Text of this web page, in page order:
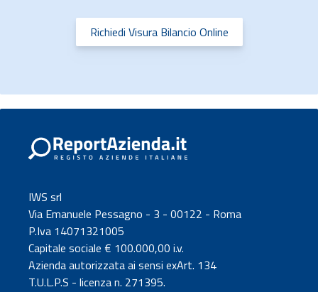
Richiedi Visura Bilancio Online
IWS srl
Via Emanuele Pessagno - 3 - 00122 - Roma
P.Iva 14071321005
Capitale sociale € 100.000,00 i.v.
Azienda autorizzata ai sensi exArt. 134
T.U.L.P.S - licenza n. 271395.